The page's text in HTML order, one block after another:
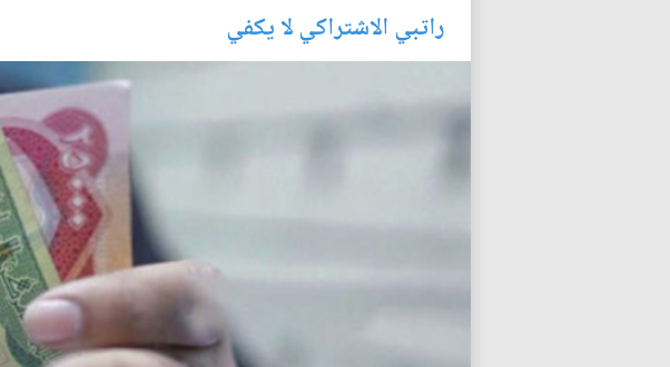
راتبي الاشتراكي لا يكفي